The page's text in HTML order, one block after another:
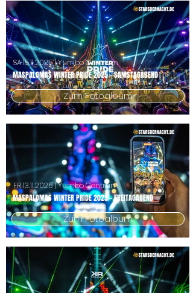
MASPALOMAS WINTER PRIDE 2025 - SAMSTAGABEND
SA15.11.2025| Yumbo Centrum
Zum Fotoalbum
MASPALOMAS WINTER PRIDE 2025 - FREITAGABEND
FR13.11.2025| Yumbo Centrum
Zum Fotoalbum